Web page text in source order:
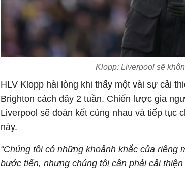
Klopp: Liverpool sẽ
HLV Klopp hài lòng khi thấy một vài sự cải
Brighton cách đây 2 tuần. Chiến lược gia
Liverpool sẽ đoàn kết cùng nhau và tiếp tục
này.
“Chúng tôi có những khoảnh khắc của riêng
bước tiến, nhưng chúng tôi cần phải cải